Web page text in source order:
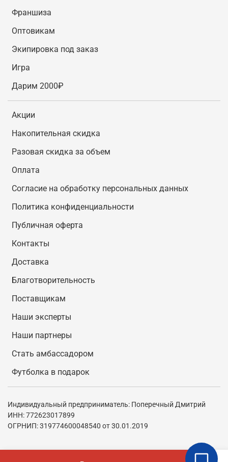
Франшиза
Оптовикам
Экипировка под заказ
Игра
Дарим 2000₽
Акции
Накопительная скидка
Разовая скидка за объем
Оплата
Согласие на обработку персональных данных
Политика конфиденциальности
Публичная оферта
Контакты
Доставка
Благотворительность
Поставщикам
Наши эксперты
Наши партнеры
Стать амбассадором
Футболка в подарок
Индивидуальный предприниматель: Поперечный Дмитрий
ИНН: 772623017899
ОГРНИП: 319774600048540 от 30.01.2019